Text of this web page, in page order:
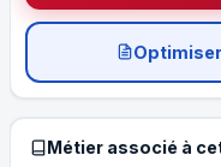
Métier associé à